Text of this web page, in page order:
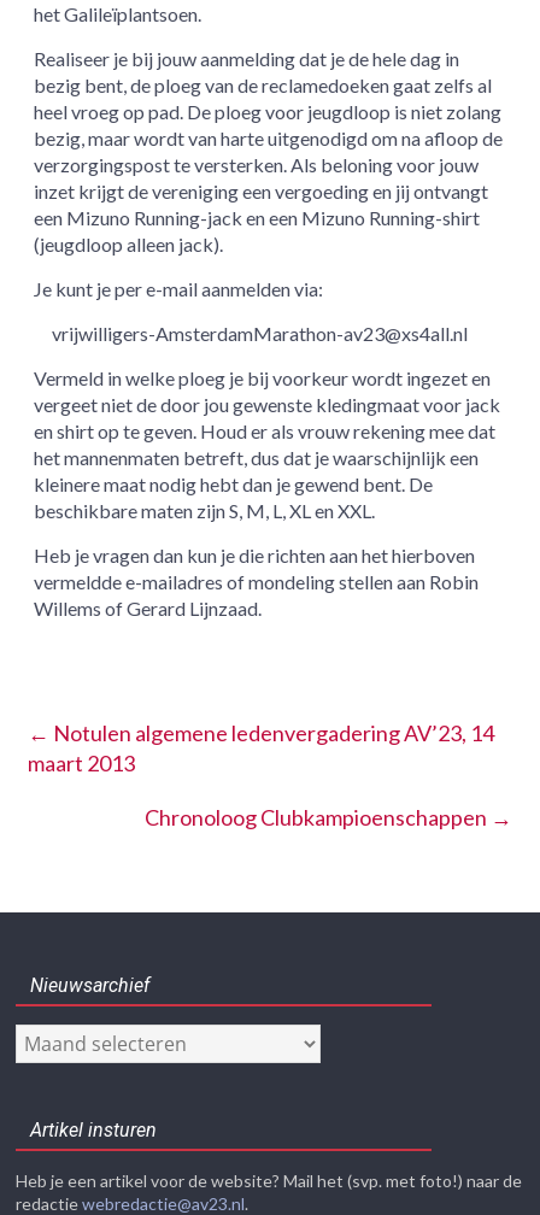
het Galileïplantsoen.
Realiseer je bij jouw aanmelding dat je de hele dag in
bezig bent, de ploeg van de reclamedoeken gaat zelfs al
heel vroeg op pad. De ploeg voor jeugdloop is niet zolang
bezig, maar wordt van harte uitgenodigd om na afloop de
verzorgingspost te versterken. Als beloning voor jouw
inzet krijgt de vereniging een vergoeding en jij ontvangt
een Mizuno Running-jack en een Mizuno Running-shirt
(jeugdloop alleen jack).
Je kunt je per e-mail aanmelden via:
vrijwilligers-AmsterdamMarathon-av23@xs4all.nl
Vermeld in welke ploeg je bij voorkeur wordt ingezet en
vergeet niet de door jou gewenste kledingmaat voor jack
en shirt op te geven. Houd er als vrouw rekening mee dat
het mannenmaten betreft, dus dat je waarschijnlijk een
kleinere maat nodig hebt dan je gewend bent. De
beschikbare maten zijn S, M, L, XL en XXL.
Heb je vragen dan kun je die richten aan het hierboven
vermeldde e-mailadres of mondeling stellen aan Robin
Willems of Gerard Lijnzaad.
← Notulen algemene ledenvergadering AV’23, 14
maart 2013
Chronoloog Clubkampioenschappen →
Nieuwsarchief
Nieuwsarchief
Artikel insturen
Heb je een artikel voor de website? Mail het (svp. met foto!) naar de
redactiewebredactie@av23.nl.